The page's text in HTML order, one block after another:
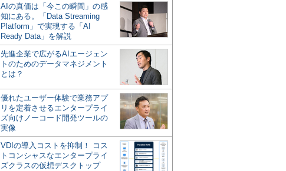
AIの真価は「今この瞬間」の感
知にある。「Data Streaming
Platform」で実現する「AI
Ready Data」を解説
先進企業で広がるAIエージェン
トのためのデータマネジメント
とは？
優れたユーザー体験で業務アプ
リを定着させるエンタープライ
ズ向けノーコード開発ツールの
実像
VDIの導入コストを抑制！ コス
トコンシャスなエンタープライ
ズクラスの仮想デスクトップ